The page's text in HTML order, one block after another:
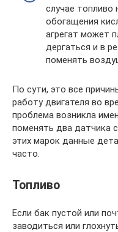
случае топливо
обогащения
агрегат может
дергаться и в
поменять
По сути, это все
работу двигателя во
проблема возникла
поменять два датчика
этих марок данные
часто.
Топливо
Если бак пустой или
заводиться или